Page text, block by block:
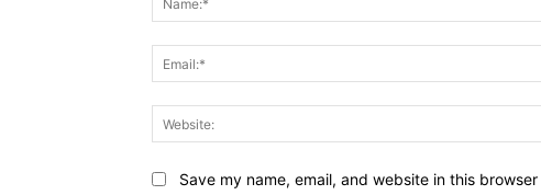
Save my name, email, and website in this